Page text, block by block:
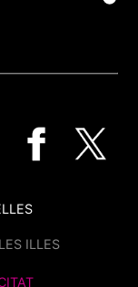
ILLES